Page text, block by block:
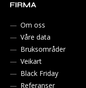
FIRMA
Om oss
Våre data
Bruksområder
Veikart
Black Friday
Referanser